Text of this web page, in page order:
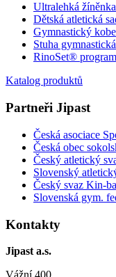
Ultralehká
Dětská atletická
Gymnastický
Stuha
RinoSet® program
Katalog produktů
Partneři Jipast
Česká asociace
Česká obec
Český atletický
Slovenský
Český svaz Kin-
Slovenská gym.
Kontakty
Jipast a.s.